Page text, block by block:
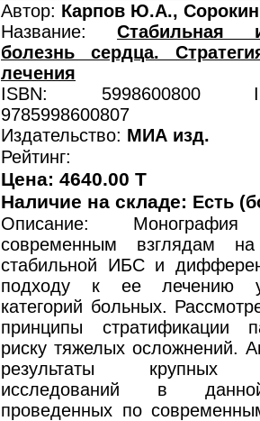
Автор: Карпов Ю.А.,
Название: Стабильная
болезнь сердца.
лечения
ISBN: 5998600800
9785998600807
Издательство: МИА изд.
Рейтинг:
Цена: 4640.00 T
Наличие на складе: Есть
Описание: Монография
современным взглядам на
стабильной ИБС и
подходу к ее лечению
категорий больных.
принципы стратификации
риску тяжелых осложнений.
результаты крупных
исследований в
проведенных по